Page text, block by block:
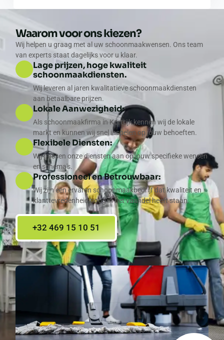
Waarom voor ons kiezen?
Wij helpen u graag met al uw schoonmaakwensen. Ons team
van experts staat dagelijks voor u klaar.
Lage prijzen, hoge kwaliteit
schoonmaakdiensten.
Wij leveren al jaren kwalitatieve schoonmaakdiensten
aan betaalbare prijzen.
Lokale Aanwezigheid:
Als schoonmaakfirma in Kortrijk kennen wij de lokale
markt en kunnen wij snel inspelen op jouw behoeften.
Flexibele Diensten:
Wij passen onze diensten aan op jouw specifieke wensen
en schema's.
Professioneel en Betrouwbaar:
Wij zijn een ervaren schoonmaakbedrijf dat kwaliteit en
klanttevredenheid hoog in het vaandel heeft staan.
+32 469 15 10 51